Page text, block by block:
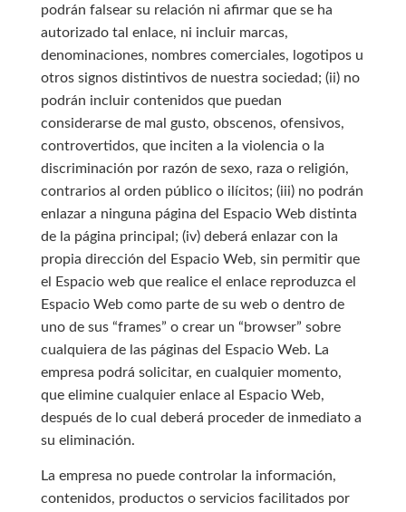
podrán falsear su relación ni afirmar que se ha
autorizado tal enlace, ni incluir marcas,
denominaciones, nombres comerciales, logotipos u
otros signos distintivos de nuestra sociedad; (ii) no
podrán incluir contenidos que puedan
considerarse de mal gusto, obscenos, ofensivos,
controvertidos, que inciten a la violencia o la
discriminación por razón de sexo, raza o religión,
contrarios al orden público o ilícitos; (iii) no podrán
enlazar a ninguna página del Espacio Web distinta
de la página principal; (iv) deberá enlazar con la
propia dirección del Espacio Web, sin permitir que
el Espacio web que realice el enlace reproduzca el
Espacio Web como parte de su web o dentro de
uno de sus “frames” o crear un “browser” sobre
cualquiera de las páginas del Espacio Web. La
empresa podrá solicitar, en cualquier momento,
que elimine cualquier enlace al Espacio Web,
después de lo cual deberá proceder de inmediato a
su eliminación.
La empresa no puede controlar la información,
contenidos, productos o servicios facilitados por